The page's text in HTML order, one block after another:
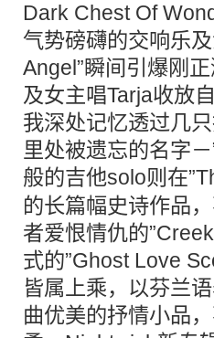
Dark Chest Of
气势磅礴的交响乐
Angel”瞬间引爆刚
及女主唱Tarja收放
我深处记忆透过几
里处被遗忘的名字
般的吉他solo则在
的长篇幅史诗作品
者爱恨情仇的
式的”Ghost Love
皆属上乘，以芬兰
曲优美的抒情小品